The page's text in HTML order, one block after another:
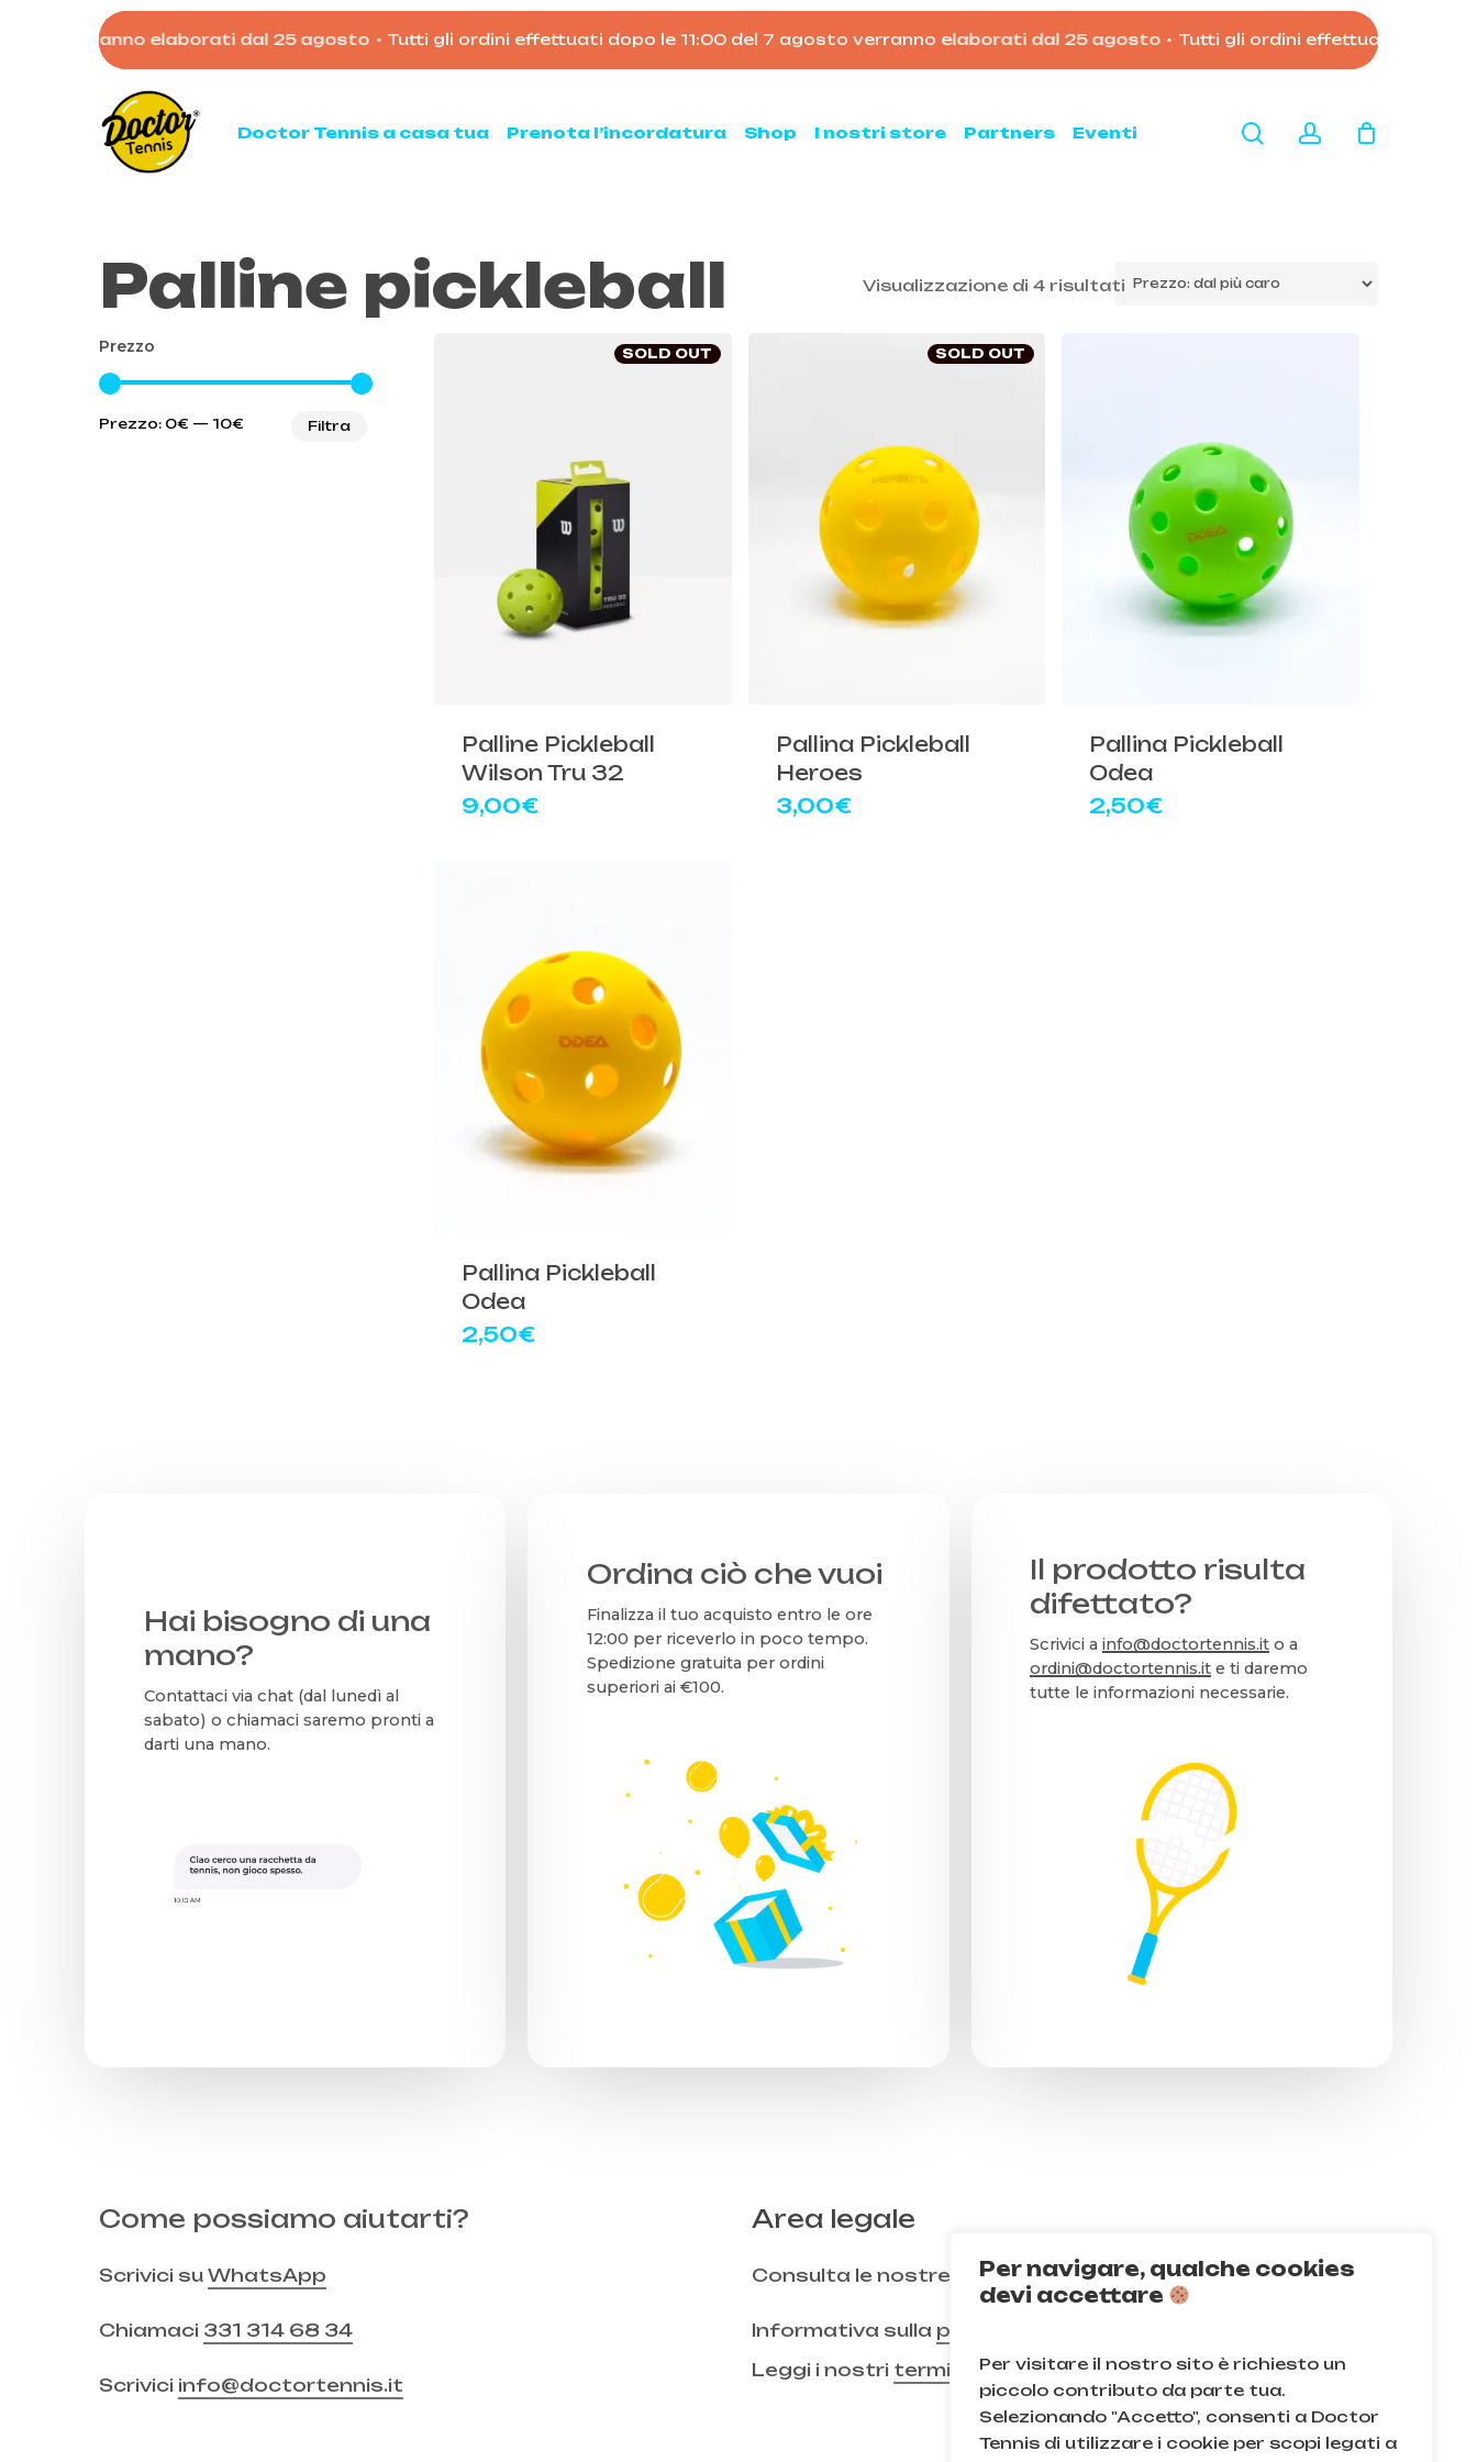
Per navigare, qualche cookies
devi accettare
Per visitare il nostro sito è richiesto un
piccolo contributo da parte tua.
Selezionando "Accetto", consenti a Doctor
Tennis di utilizzare i cookie per scopi legati a
verranno elaborati dal 25 agosto • Tutti gli ordini effettuati dopo le 11:00 del 7 agosto verranno elaborati dal 25 agosto • Tutti gli ordini effettuati dopo le
Doctor Tennis a casa tua Prenota l’incordatura Shop
Tennis
Racchette da tennis
Scarpe clay e all court
Abbigliamento per il tennis
By Doctor Tennis
Indossa la vittoria
Gli accessori indispensabili
Racchette da padel
Pickleball
Gadget ed idee regalo
I nostri store Partners Eventi searchaccount
Carrello
Palline pickleball Visualizzazione di 4 risultati Prezzo:
Prezzo
Filtra
Prezzo: 0€ — 10€
SOLD OUT
Palline Pickleball
Wilson Tru 32
9,00€
SOLD OUT
Pallina Pickleball
Heroes
3,00€
Pallina Pickleball
Odea
2,50€
Pallina Pickleball
Odea
2,50€
Hai bisogno di una
mano?
Contattaci via chat (dal lunedì al
sabato) o chiamaci saremo pronti a
darti una mano.
Ordina ciò che vuoi
Finalizza il tuo acquisto entro le ore
12:00 per riceverlo in poco tempo.
Spedizione gratuita per ordini
superiori ai €100.
Il prodotto risulta
difettato?
Scrivici ainfo@doctortennis.it o a
ordini@doctortennis.it e ti daremo
tutte le informazioni necessarie.
Come possiamo aiutarti?
Scrivici suWhatsApp
Chiamaci 331 314 68 34
Scrivici info@doctortennis.it
Area legale
Consulta le nostre FAQ
Informativa sulla privacy e sui cookie
Leggi i nostri termini e condizioni